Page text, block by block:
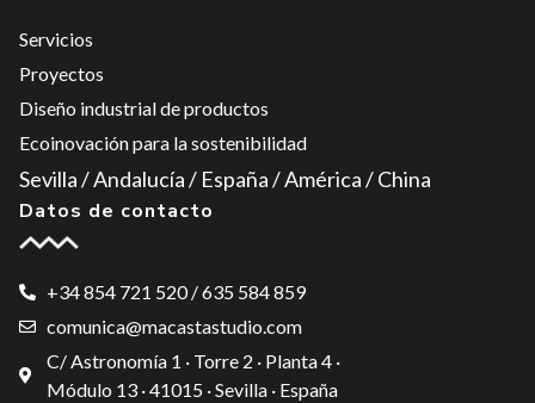
Servicios
Proyectos
Diseño industrial de productos
Ecoinovación para la sostenibilidad
Sevilla / Andalucía / España / América / China
Datos de contacto
+34 854 721 520 / 635 584 859
comunica@macastastudio.com
C/ Astronomía 1 · Torre 2 · Planta 4 ·
Módulo 13 · 41015 · Sevilla · España